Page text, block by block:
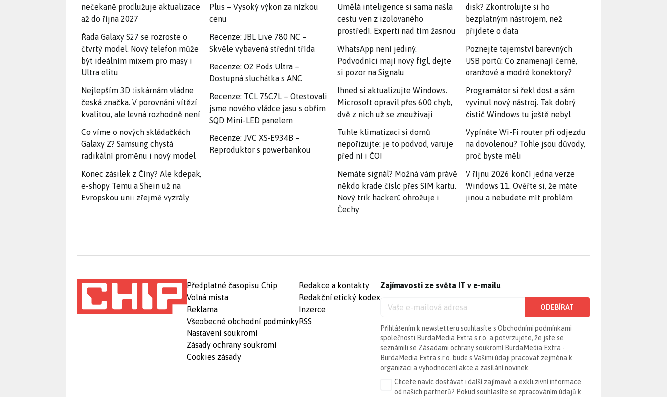
nečekaně prodlužuje aktualizace
až do října 2027
Řada Galaxy S27 se rozroste o
čtvrtý model. Nový telefon může
být ideálním mixem pro masy i
Ultra elitu
Nejlepším 3D tiskárnám vládne
česká značka. V porovnání vítězí
kvalitou, ale levná rozhodně není
Co víme o nových skládačkách
Galaxy Z? Samsung chystá
radikální proměnu i nový model
Konec zásilek z Číny? Ale kdepak,
e-shopy Temu a Shein už na
Evropskou unii zřejmě vyzrály
Plus – Vysoký výkon za nízkou
cenu
Recenze: JBL Live 780 NC –
Skvěle vybavená střední třída
Recenze: O2 Pods Ultra –
Dostupná sluchátka s ANC
Recenze: TCL 75C7L – Otestovali
jsme nového vládce jasu s obřím
SQD Mini-LED panelem
Recenze: JVC XS-E934B –
Reproduktor s powerbankou
Umělá inteligence si sama našla
cestu ven z izolovaného
prostředí. Experti nad tím žasnou
WhatsApp není jediný.
Podvodníci mají nový fígl, dejte
si pozor na Signalu
Ihned si aktualizujte Windows.
Microsoft opravil přes 600 chyb,
dvě z nich už se zneužívají
Tuhle klimatizaci si domů
nepořizujte: je to podvod, varuje
před ní i ČOI
Nemáte signál? Možná vám právě
někdo krade číslo přes SIM kartu.
Nový trik hackerů ohrožuje i
Čechy
disk? Zkontrolujte si ho
bezplatným nástrojem, než
přijdete o data
Poznejte tajemství barevných
USB portů: Co znamenají černé,
oranžové a modré konektory?
Programátor si řekl dost a sám
vyvinul nový nástroj. Tak dobrý
čistič Windows tu ještě nebyl
Vypínáte Wi-Fi router při odjezdu
na dovolenou? Tohle jsou důvody,
proč byste měli
V říjnu 2026 končí jedna verze
Windows 11. Ověřte si, že máte
jinou a nebudete mít problém
Předplatné časopisu Chip
Volná místa
Reklama
Všeobecné obchodní podmínky
Nastavení soukromí
Zásady ochrany soukromí
Cookies zásady
Redakce a kontakty
Redakční etický kodex
Inzerce
RSS
Zajímavosti ze světa IT v e-mailu
ODEBÍRAT
Přihlášením k newsletteru souhlasíte s Obchodními podmínkami
společnosti BurdaMedia Extra s.r.o. a potvrzujete, že jste se
seznámili se Zásadami ochrany soukromí BurdaMedia Extra -
BurdaMedia Extra s.r.o. bude s Vašimi údaji pracovat zejména k
organizaci a vyhodnocení akce a zasílání novinek.
Chcete navíc dostávat i další zajímavé a exkluzivní informace
od našich partnerů? Pokud souhlasíte se zpracováním údajů k